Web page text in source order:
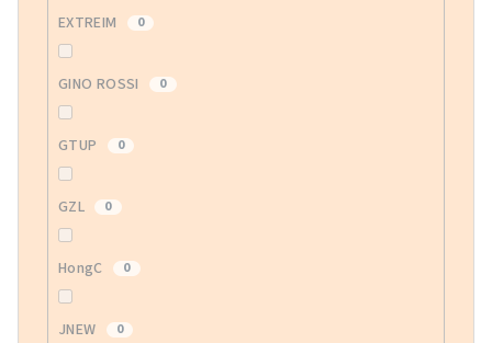
EXTREIM 0
GINO ROSSI 0
GTUP 0
GZL 0
HongC 0
JNEW 0